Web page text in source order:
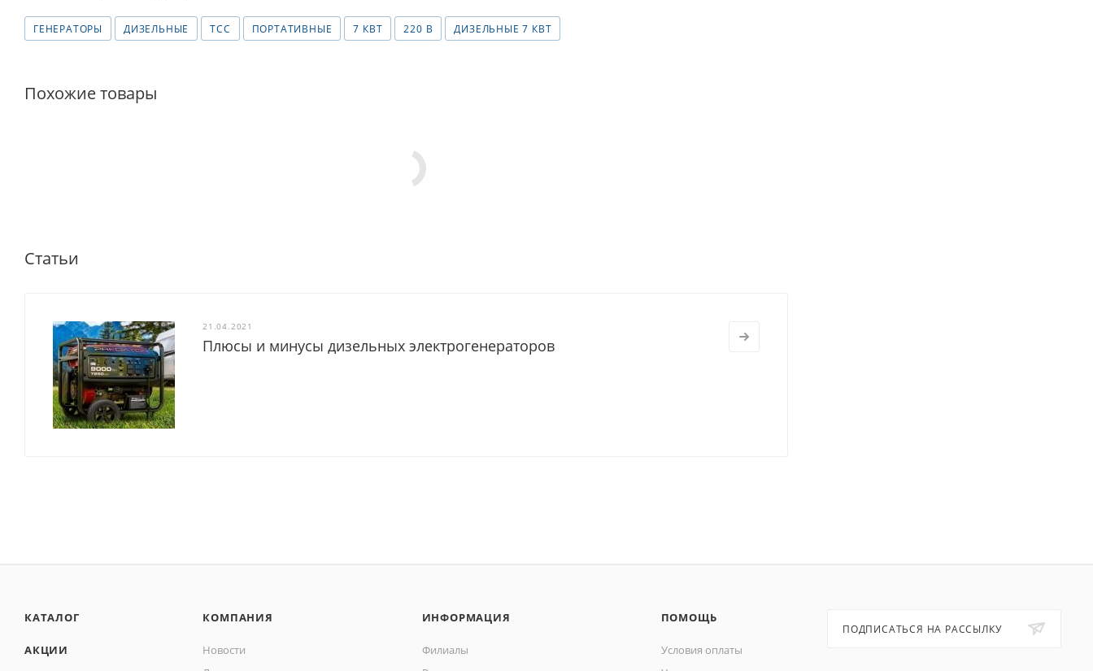
ГЕНЕРАТОРЫ ДИЗЕЛЬНЫЕ ТСС ПОРТАТИВНЫЕ 7 КВТ 220 В ДИЗЕЛЬНЫЕ 7 КВТ
Похожие товары
Статьи
21.04.2021
Плюсы и минусы дизельных электрогенераторов
КАТАЛОГ
АКЦИИ
КОМПАНИЯ
Новости
ИНФОРМАЦИЯ
Филиалы
ПОМОЩЬ
Условия оплаты
ПОДПИСАТЬСЯ НА РАССЫЛКУ